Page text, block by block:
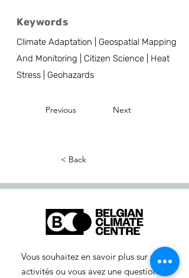
Keywords
Climate Adaptation | Geospatial Mapping
And Monitoring | Citizen Science | Heat
Stress | Geohazards
Previous Next
< Back
Vous souhaitez en savoir plus sur nos
activités ou vous avez une question ?